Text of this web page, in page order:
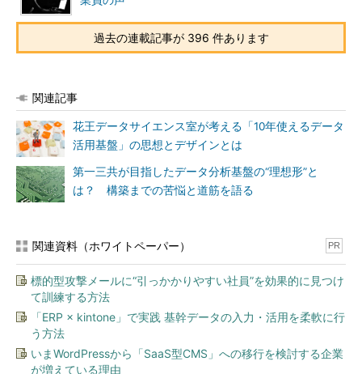
過去の連載記事が 396 件あります
関連記事
花王データサイエンス室が考える「10年使えるデータ
活用基盤」の思想とデザインとは
第一三共が目指したデータ分析基盤の“理想形”と
は？ 構築までの苦悩と道筋を語る
関連資料（ホワイトペーパー） PR
標的型攻撃メールに“引っかかりやすい社員”を効果的に見つけ
て訓練する方法
「ERP × kintone」で実践 基幹データの入力・活用を柔軟に行
う方法
いまWordPressから「SaaS型CMS」への移行を検討する企業
が増えている理由